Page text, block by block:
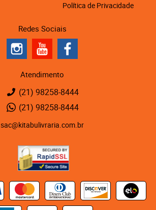
Política de Privacidade
Redes Sociais
Atendimento
(21) 98258-8444
(21) 98258-8444
sac@kitabulivraria.com.br